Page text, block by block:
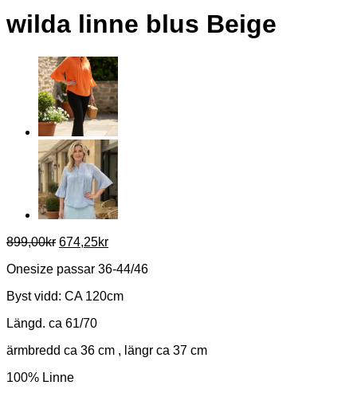
wilda linne blus Beige
899,00kr Det
priset
899,00kr.
674,25krDet
priset
674,25kr.
Onesize passar 36-44/46
Byst vidd: CA 120cm
Längd. ca 61/70
ärmbredd ca 36 cm , längr ca 37 cm
100% Linne